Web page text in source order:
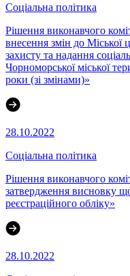
Соціальна політика
Рішення виконавчого
внесення змін до Міської
захисту та надання
Чорноморської міської
роки (зі змінами)»
28.10.2022
Соціальна політика
Рішення виконавчого
затвердження висновку
реєстраційного обліку»
28.10.2022